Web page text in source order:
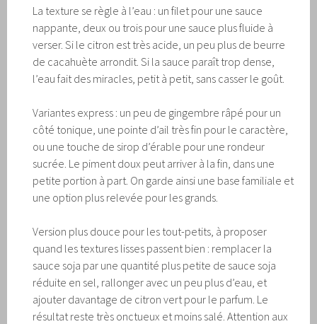
La texture se règle à l’eau : un filet pour une sauce
nappante, deux ou trois pour une sauce plus fluide à
verser. Si le citron est très acide, un peu plus de beurre
de cacahuète arrondit. Si la sauce paraît trop dense,
l’eau fait des miracles, petit à petit, sans casser le goût.
Variantes express : un peu de gingembre râpé pour un
côté tonique, une pointe d’ail très fin pour le caractère,
ou une touche de sirop d’érable pour une rondeur
sucrée. Le piment doux peut arriver à la fin, dans une
petite portion à part. On garde ainsi une base familiale et
une option plus relevée pour les grands.
Version plus douce pour les tout-petits, à proposer
quand les textures lisses passent bien : remplacer la
sauce soja par une quantité plus petite de sauce soja
réduite en sel, rallonger avec un peu plus d’eau, et
ajouter davantage de citron vert pour le parfum. Le
résultat reste très onctueux et moins salé. Attention aux